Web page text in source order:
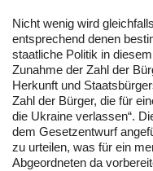
Nicht wenig wird
entsprechend denen
staatliche Politik in
Zunahme der Zahl der
Herkunft und
Zahl der Bürger, die für
die Ukraine verlassen“.
dem Gesetzentwurf
zu urteilen, was für ein
Abgeordneten da